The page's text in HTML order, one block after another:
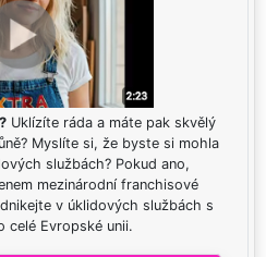
Uklízíte ráda a máte pak skvělý
Myslíte si, že byste si mohla
službách? Pokud ano,
mezinárodní franchisové
v úklidových službách s
celé Evropské unii.